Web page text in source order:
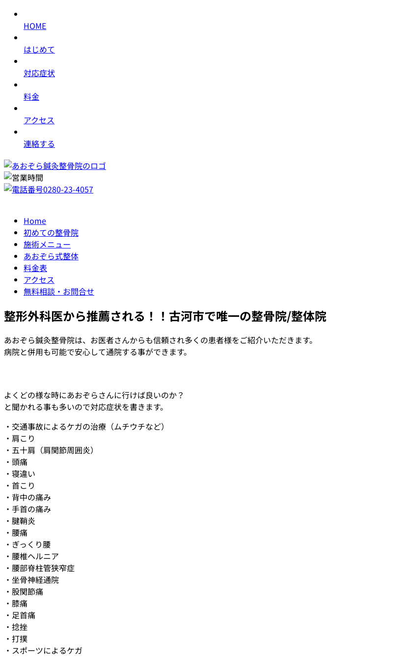
HOME
はじめて
対応症状
料金
アクセス
連絡する
Home
初めての整骨院
施術メニュー
あおぞら式整体
料金表
アクセス
無料相談・お問合せ
整形外科医から推薦される！！古河市で唯一の整骨院/整体院
あおぞら鍼灸整骨院は、お医者さんからも信頼され多くの患者様をご紹介いただきます。
病院と併用も可能で安心して通院する事ができます。
よくどの様な時にあおぞらさんに行けば良いのか？
と聞かれる事も多いので対応症状を書きます。
・交通事故によるケガの治療（ムチウチなど）
・肩こり
・五十肩（肩関節周囲炎）
・頭痛
・寝違い
・首こり
・背中の痛み
・手首の痛み
・腱鞘炎
・腰痛
・ぎっくり腰
・腰椎ヘルニア
・腰部脊柱管狭窄症
・坐骨神経通院
・股関節痛
・膝痛
・足首痛
・捻挫
・打撲
・スポーツによるケガ